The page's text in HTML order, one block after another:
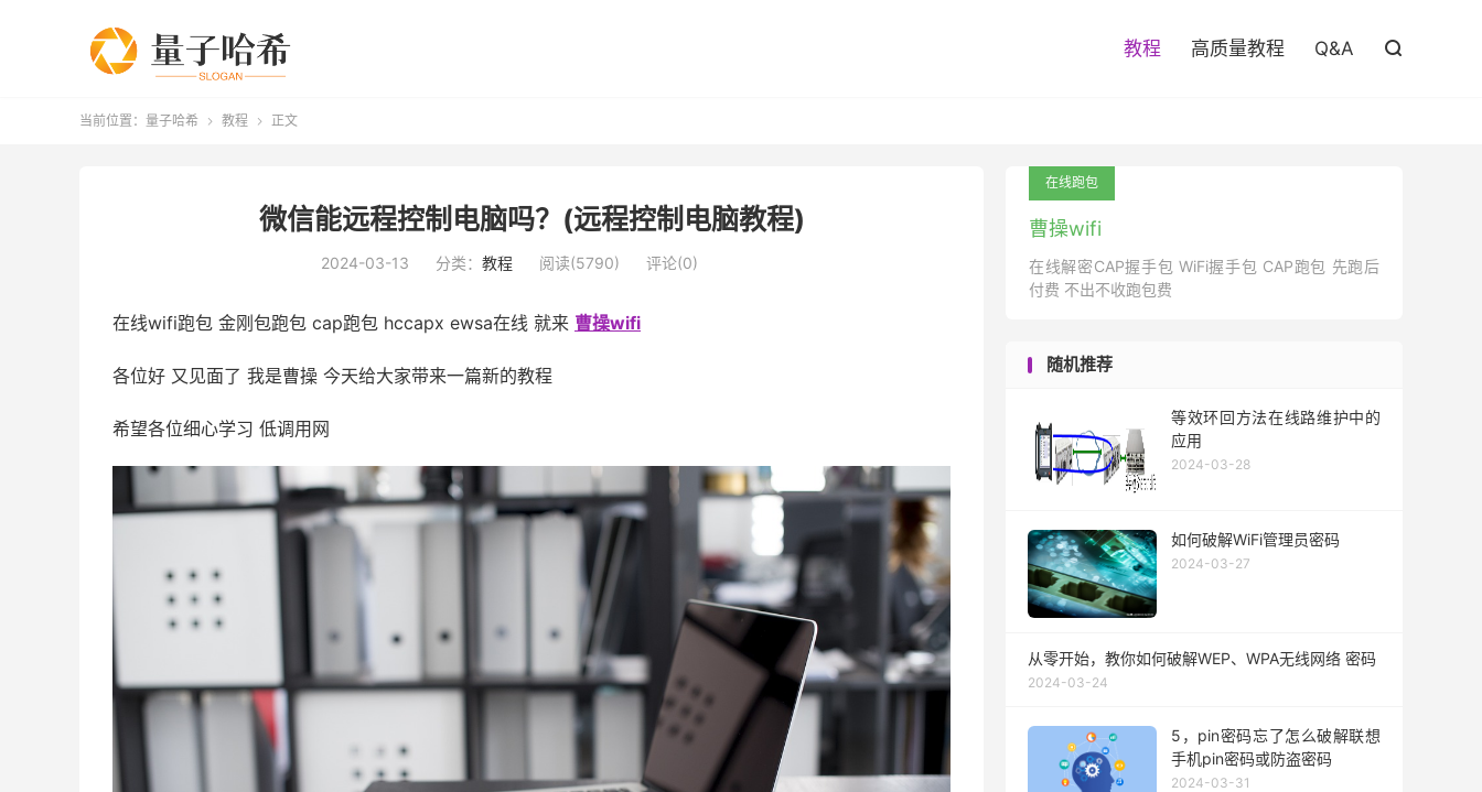
教程 高质量教程 Q&A 
当前位置： 量子哈希  教程  正文
微信能远程控制电脑吗？(远程控制电脑教程)
2024-03-13 分类： 教程 阅读(5790) 评论(0)
在线wifi跑包 金刚包跑包 cap跑包 hccapx ewsa在线 就来 曹操wifi
各位好 又见面了 我是曹操 今天给大家带来一篇新的教程
希望各位细心学习 低调用网
在线跑包
曹操wifi
在线解密CAP握手包 WiFi握手包 CAP跑包 先跑后
付费 不出不收跑包费
随机推荐
等效环回方法在线路维护中的
应用
2024-03-28
如何破解WiFi管理员密码
2024-03-27
从零开始，教你如何破解WEP、WPA无线网络 密码
2024-03-24
5，pin密码忘了怎么破解联想
手机pin密码或防盗密码
2024-03-31